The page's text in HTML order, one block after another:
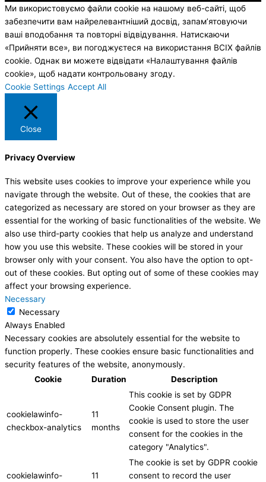
Ми використовуємо файли cookie на нашому веб-сайті, щоб
забезпечити вам найрелевантніший досвід, запам’ятовуючи
ваші вподобання та повторні відвідування. Натискаючи
«Прийняти все», ви погоджуєтеся на використання ВСІХ файлів
cookie. Однак ви можете відвідати «Налаштування файлів
cookie», щоб надати контрольовану згоду.
Cookie Settings Accept All
Close
Privacy Overview
This website uses cookies to improve your experience while you
navigate through the website. Out of these, the cookies that are
categorized as necessary are stored on your browser as they are
essential for the working of basic functionalities of the website. We
also use third-party cookies that help us analyze and understand
how you use this website. These cookies will be stored in your
browser only with your consent. You also have the option to opt-
out of these cookies. But opting out of some of these cookies may
affect your browsing experience.
Necessary
Necessary
Always Enabled
Necessary cookies are absolutely essential for the website to
function properly. These cookies ensure basic functionalities and
security features of the website, anonymously.
Cookie
Duration Description
cookielawinfo-
checkbox-analytics
11
months
This cookie is set by GDPR
Cookie Consent plugin. The
cookie is used to store the user
consent for the cookies in the
category "Analytics".
cookielawinfo- 11
The cookie is set by GDPR cookie
consent to record the user